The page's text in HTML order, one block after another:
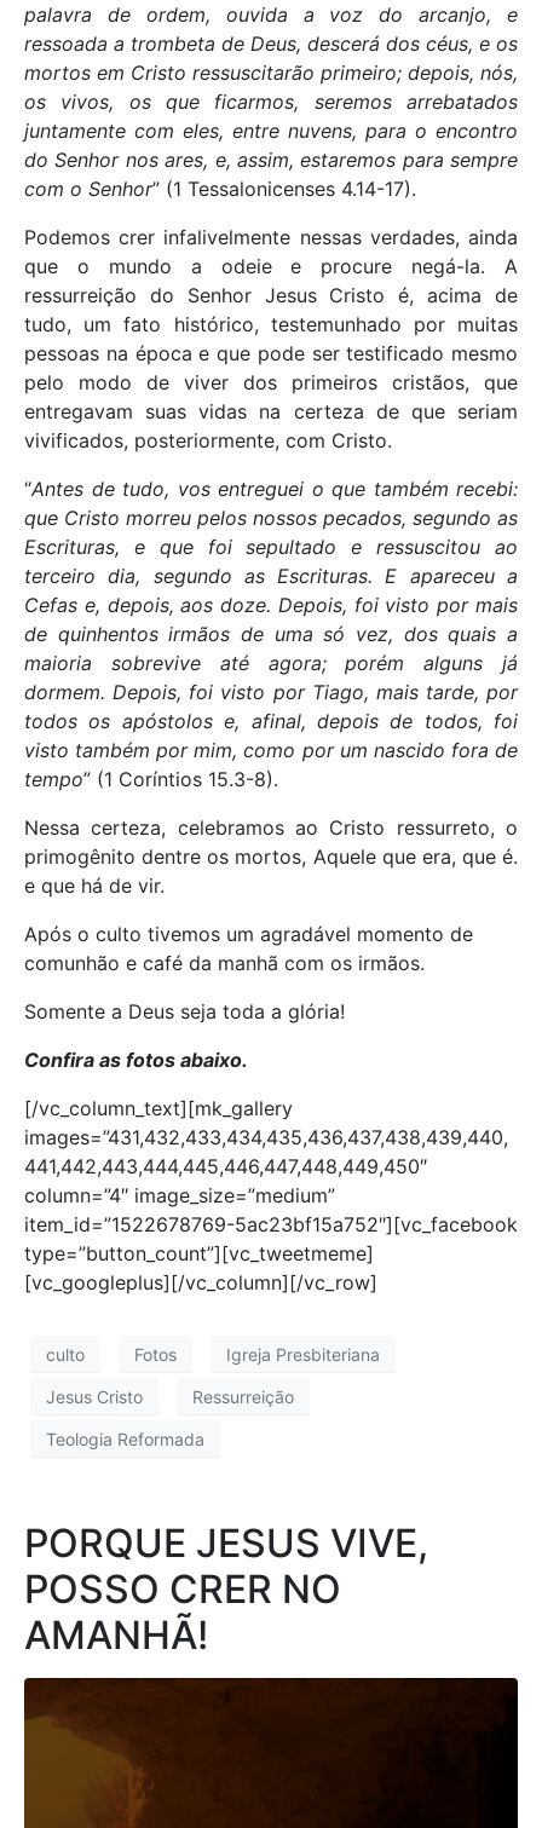
palavra de ordem, ouvida a voz do arcanjo, e
ressoada a trombeta de Deus, descerá dos céus, e os
mortos em Cristo ressuscitarão primeiro; depois, nós,
os vivos, os que ficarmos, seremos arrebatados
juntamente com eles, entre nuvens, para o encontro
do Senhor nos ares, e, assim, estaremos para sempre
com o Senhor” (1 Tessalonicenses 4.14-17).
Podemos crer infalivelmente nessas verdades, ainda
que o mundo a odeie e procure negá-la. A
ressurreição do Senhor Jesus Cristo é, acima de
tudo, um fato histórico, testemunhado por muitas
pessoas na época e que pode ser testificado mesmo
pelo modo de viver dos primeiros cristãos, que
entregavam suas vidas na certeza de que seriam
vivificados, posteriormente, com Cristo.
“Antes de tudo, vos entreguei o que também recebi:
que Cristo morreu pelos nossos pecados, segundo as
Escrituras, e que foi sepultado e ressuscitou ao
terceiro dia, segundo as Escrituras. E apareceu a
Cefas e, depois, aos doze. Depois, foi visto por mais
de quinhentos irmãos de uma só vez, dos quais a
maioria sobrevive até agora; porém alguns já
dormem. Depois, foi visto por Tiago, mais tarde, por
todos os apóstolos e, afinal, depois de todos, foi
visto também por mim, como por um nascido fora de
tempo” (1 Coríntios 15.3-8).
Nessa certeza, celebramos ao Cristo ressurreto, o
primogênito dentre os mortos, Aquele que era, que é.
e que há de vir.
Após o culto tivemos um agradável momento de
comunhão e café da manhã com os irmãos.
Somente a Deus seja toda a glória!
Confira as fotos abaixo.
[/vc_column_text][mk_gallery
images=”431,432,433,434,435,436,437,438,439,440,
441,442,443,444,445,446,447,448,449,450″
column=”4″ image_size=”medium”
item_id=”1522678769-5ac23bf15a752″][vc_facebook
type=”button_count”][vc_tweetmeme]
[vc_googleplus][/vc_column][/vc_row]
culto Fotos Igreja Presbiteriana
Jesus Cristo Ressurreição
Teologia Reformada
PORQUE JESUS VIVE,
POSSO CRER NO
AMANHÃ!